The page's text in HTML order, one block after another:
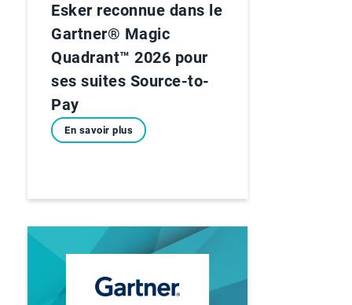
Esker reconnue dans le
Gartner® Magic
Quadrant™ 2026 pour
ses suites Source-to-
Pay
En savoir plus